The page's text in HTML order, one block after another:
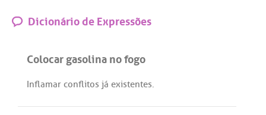
Dicionário de Expressões
Colocar gasolina no fogo
Inflamar conflitos já existentes.